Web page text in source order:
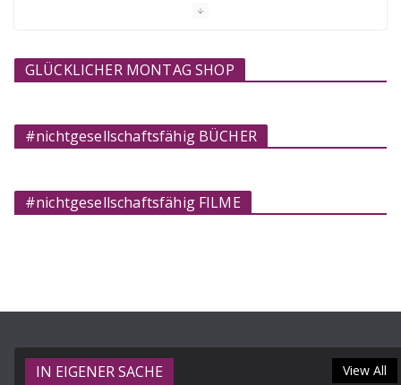
GLÜCKLICHER MONTAG SHOP
#nichtgesellschaftsfähig BÜCHER
#nichtgesellschaftsfähig FILME
IN EIGENER SACHE View All